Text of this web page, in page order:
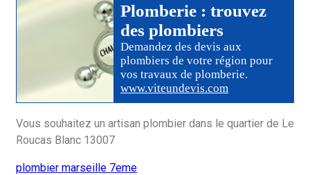
Plomberie : trouvez
des plombiers
Demandez des devis aux
plombiers de votre région pour
vos travaux de plomberie.
www.viteundevis.com
Vous souhaitez un artisan plombier dans le quartier de Le
Roucas Blanc 13007
plombier marseille 7eme